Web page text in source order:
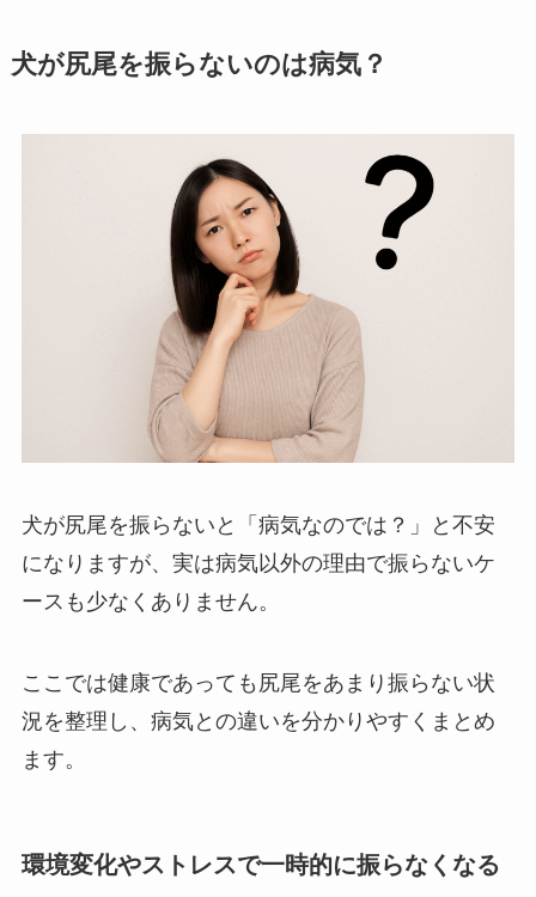
犬が尻尾を振らないのは病気？
犬が尻尾を振らないと「病気なのでは？」と不安
になりますが、実は病気以外の理由で振らないケ
ースも少なくありません。
ここでは健康であっても尻尾をあまり振らない状
況を整理し、病気との違いを分かりやすくまとめ
ます。
環境変化やストレスで一時的に振らなくなる